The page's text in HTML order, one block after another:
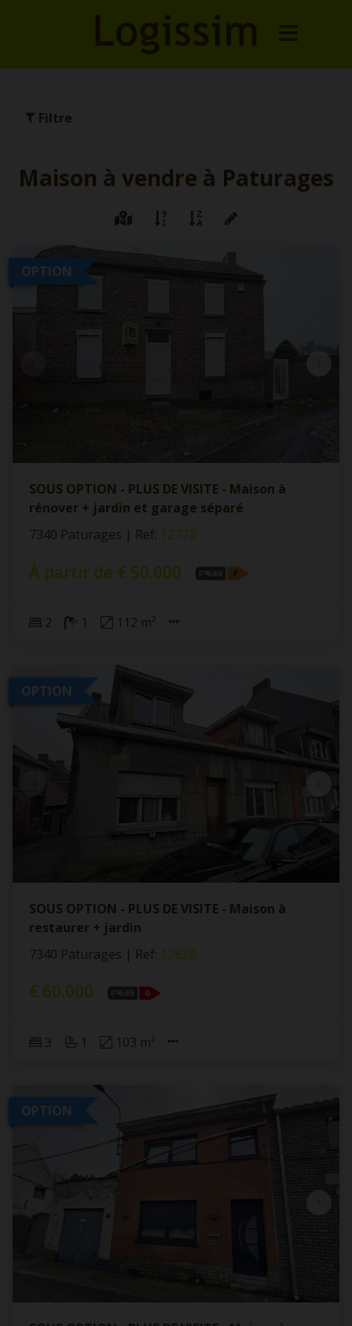
Filtre
Maison à vendre à Paturages
OPTION
SOUS OPTION - PLUS DE VISITE - Maison à
rénover + jardin et garage séparé
7340 Paturages | Ref: 12773
À partir de € 50.000
2 1 112 m²
OPTION
SOUS OPTION - PLUS DE VISITE - Maison à
restaurer + jardin
7340 Paturages | Ref: 12828
€ 60.000
3 1 103 m²
OPTION